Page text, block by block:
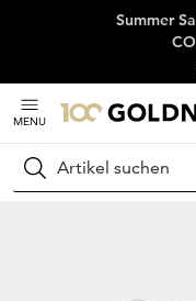
ÜberspringeSummer
MENU
Suchen
Startseite Schuhe &